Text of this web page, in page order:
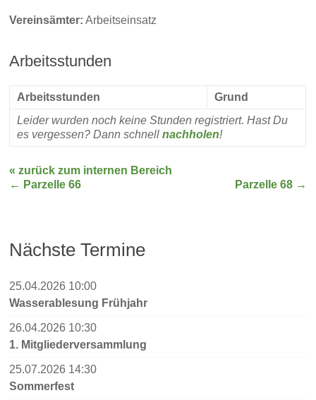
Vereinsämter: Arbeitseinsatz
Arbeitsstunden
Arbeitsstunden
Grund
Leider wurden noch keine Stunden registriert. Hast Du
es vergessen? Dann schnellnachholen!
« zurück zum internen Bereich
← Parzelle 66 Parzelle 68 →
Nächste Termine
25.04.2026 10:00
Wasserablesung Frühjahr
26.04.2026 10:30
1. Mitgliederversammlung
25.07.2026 14:30
Sommerfest